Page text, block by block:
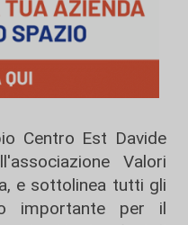
Centro Est Davide
Valori
e sottolinea tutti gli
importante per il